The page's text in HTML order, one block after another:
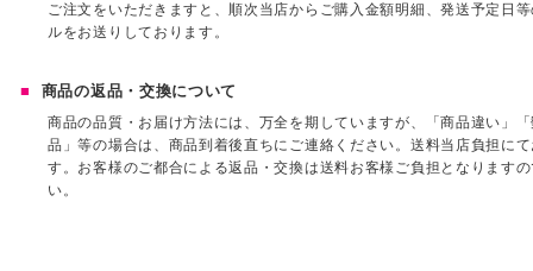
ご注文をいただきますと、順次当店からご購入金額明細、発送予定日
ルをお送りしております。
商品の返品・交換について
商品の品質・お届け方法には、万全を期していますが、「商品違い」
品」等の場合は、商品到着後直ちにご連絡ください。送料当店負担に
す。お客様のご都合による返品・交換は送料お客様ご負担となります
い。